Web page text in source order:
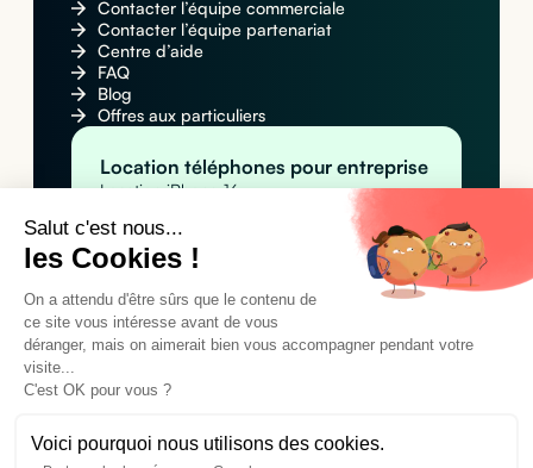
Salut c'est nous...
les Cookies !
On a attendu d'être sûrs que le contenu de
ce site vous intéresse avant de vous
déranger, mais on aimerait bien vous accompagner pendant votre
visite...
C'est OK pour vous ?
Voici pourquoi nous utilisons des cookies.
Contacter l’équipe commerciale
Contacter l’équipe partenariat
Centre d’aide
FAQ
Blog
Offres aux particuliers
Location téléphones pour entreprise
Location iPhone 16
Location Samsung Galaxy S25
Location MacBook pour entreprise
Location Apple MacBook Pro 14" M4
Location Apple MacBook Air M4
Location MacBook Air 15" M4
Location tablettes pour entreprise
Location Apple iPad Pro 11" M4 (Wi-Fi +
Location Samsung Galaxy Tab A9+